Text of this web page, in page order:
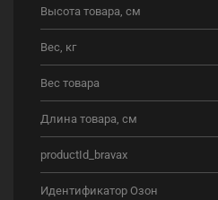
Высота товара, см
Вес, кг
Вес товара
Длина товара, см
productId_bravax
Идентификатор Озон